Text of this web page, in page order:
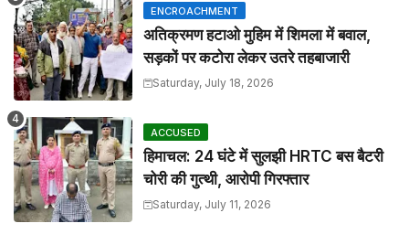
ENCROACHMENT
अतिक्रमण हटाओ मुहिम में शिमला में बवाल,
सड़कों पर कटोरा लेकर उतरे तहबाजारी
Saturday, July 18, 2026
ACCUSED
हिमाचल: 24 घंटे में सुलझी HRTC बस बैटरी
चोरी की गुत्थी, आरोपी गिरफ्तार
Saturday, July 11, 2026